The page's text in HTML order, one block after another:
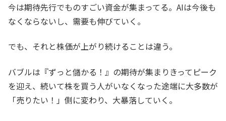
今は期待先行でものすごい資金が集まってる。AIは今後も
なくならないし、需要も伸びていく。
でも、それと株価が上がり続けることは違う。
バブルは『ずっと儲かる！』の期待が集まりきってピーク
を迎え、続いて株を買う人がいなくなった途端に大多数が
「売りたい！」側に変わり、大暴落していく。